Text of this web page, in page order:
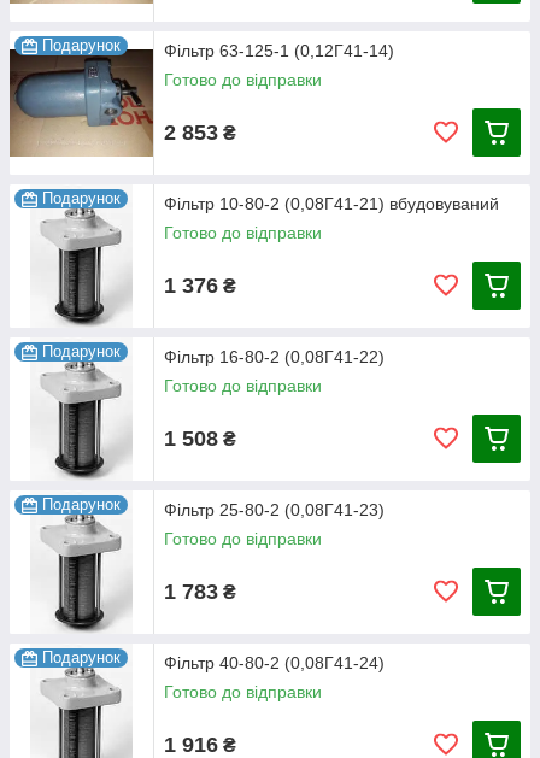
16-80-2 16 мм. 16 л/хв. 80 мкм.
10-80-2 10 мм. 1,47 кг
Подарунок
Фільтр 63-125-1 (0,12Г41-14)
Готово до відправки
2 853 ₴
Подарунок
Фільтр 10-80-2 (0,08Г41-21) вбудовуваний
Готово до відправки
1 376 ₴
Подарунок
Фільтр 16-80-2 (0,08Г41-22)
Готово до відправки
1 508 ₴
Подарунок
Фільтр 25-80-2 (0,08Г41-23)
Готово до відправки
1 783 ₴
Подарунок
Фільтр 40-80-2 (0,08Г41-24)
Готово до відправки
1 916 ₴